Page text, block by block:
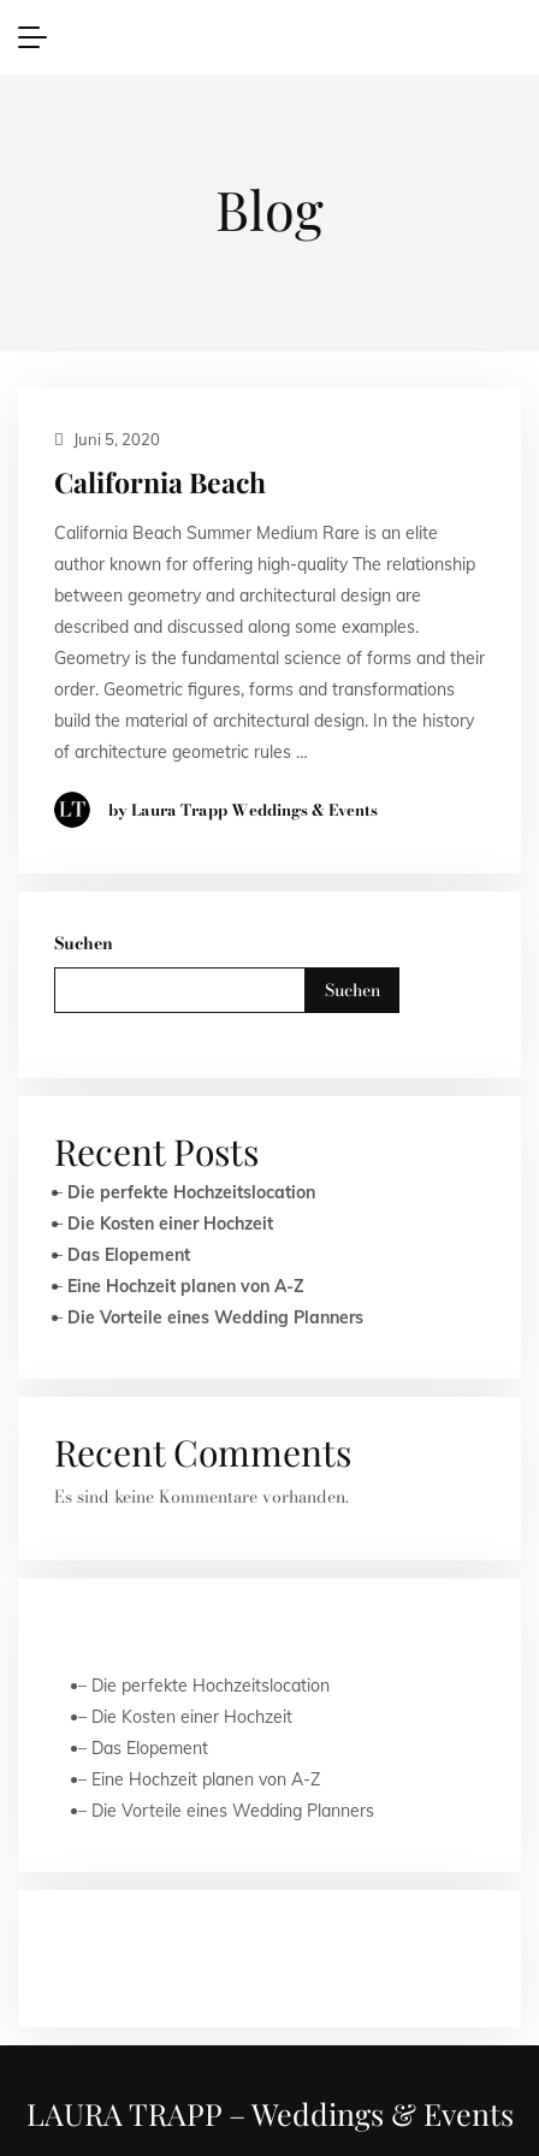
Blog
Juni 5, 2020
California Beach
California Beach Summer Medium Rare is an elite
author known for offering high-quality The relationship
between geometry and architectural design are
described and discussed along some examples.
Geometry is the fundamental science of forms and their
order. Geometric figures, forms and transformations
build the material of architectural design. In the history
of architecture geometric rules …
by Laura Trapp Weddings & Events
Suchen
Suchen
Recent Posts
Die perfekte Hochzeitslocation
Die Kosten einer Hochzeit
Das Elopement
Eine Hochzeit planen von A-Z
Die Vorteile eines Wedding Planners
Recent Comments
Es sind keine Kommentare vorhanden.
Die perfekte Hochzeitslocation
Die Kosten einer Hochzeit
Das Elopement
Eine Hochzeit planen von A-Z
Die Vorteile eines Wedding Planners
LAURA TRAPP – Weddings & Events